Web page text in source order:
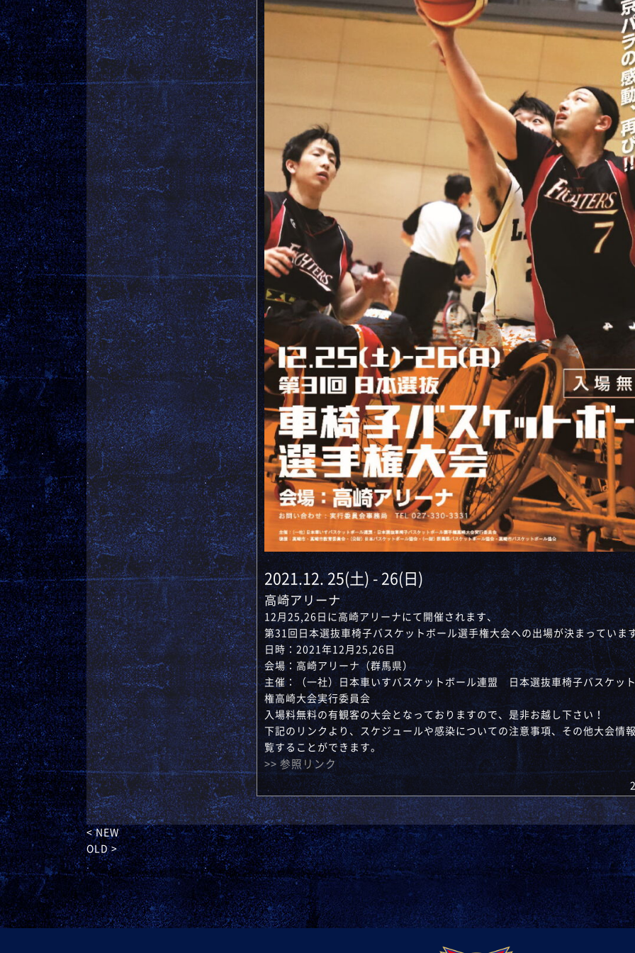
2021.12. 25(土) - 26(日)
高崎アリーナ
12月25,26日に高崎アリーナにて開催されます、
第31回日本選抜車椅子バスケットボール選手権大会への出場が決まっていま
日時：2021年12月25,26日
会場：高崎アリーナ（群馬県）
主催：（一社）日本車いすバスケットボール連盟 日本選抜車椅子バスケッ
権高崎大会実行委員会
入場料無料の有観客の大会となっておりますので、是非お越し下さい！
下記のリンクより、スケジュールや感染についての注意事項、その他大会情
覧することができます。
>> 参照リンク
< NEW
OLD >